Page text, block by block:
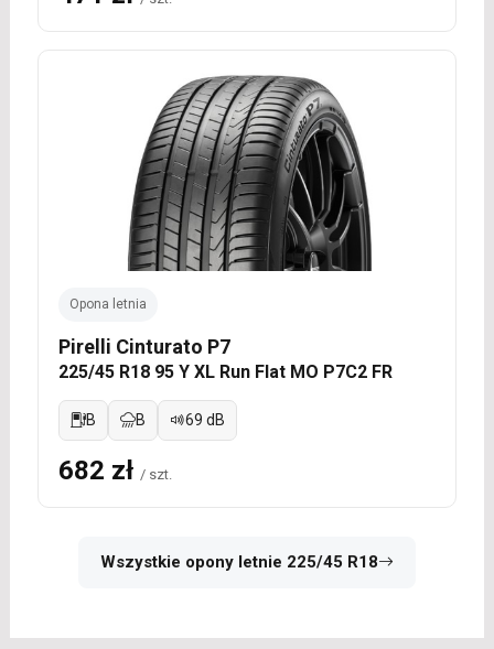
Opona letnia
Pirelli Cinturato P7
225/45 R18 95 Y XL Run Flat MO P7C2 FR
B B 69 dB
682 zł / szt.
Wszystkie opony letnie 225/45 R18